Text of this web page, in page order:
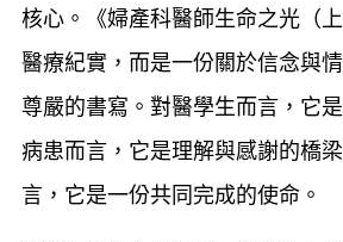
核心。《婦產科醫師生命之光（
醫療紀實，而是一份關於信念與
尊嚴的書寫。對醫學生而言，它
病患而言，它是理解與感謝的橋
言，它是一份共同完成的使命。